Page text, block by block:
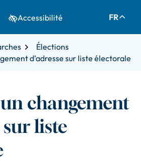
FR
Accessibilité
Élections
d’adresse sur liste électorale
changement
sur liste